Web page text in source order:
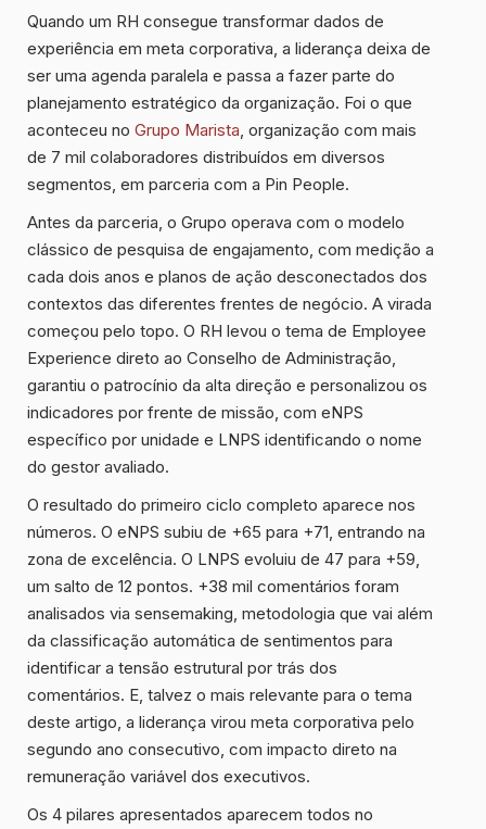
Quando um RH consegue transformar dados de
experiência em meta corporativa, a liderança deixa de
ser uma agenda paralela e passa a fazer parte do
planejamento estratégico da organização. Foi o que
aconteceu no Grupo Marista, organização com mais
de 7 mil colaboradores distribuídos em diversos
segmentos, em parceria com a Pin People.
Antes da parceria, o Grupo operava com o modelo
clássico de pesquisa de engajamento, com medição a
cada dois anos e planos de ação desconectados dos
contextos das diferentes frentes de negócio. A virada
começou pelo topo. O RH levou o tema de Employee
Experience direto ao Conselho de Administração,
garantiu o patrocínio da alta direção e personalizou os
indicadores por frente de missão, com eNPS
específico por unidade e LNPS identificando o nome
do gestor avaliado.
O resultado do primeiro ciclo completo aparece nos
números. O eNPS subiu de +65 para +71, entrando na
zona de excelência. O LNPS evoluiu de 47 para +59,
um salto de 12 pontos. +38 mil comentários foram
analisados via sensemaking, metodologia que vai além
da classificação automática de sentimentos para
identificar a tensão estrutural por trás dos
comentários. E, talvez o mais relevante para o tema
deste artigo, a liderança virou meta corporativa pelo
segundo ano consecutivo, com impacto direto na
remuneração variável dos executivos.
Os 4 pilares apresentados aparecem todos no